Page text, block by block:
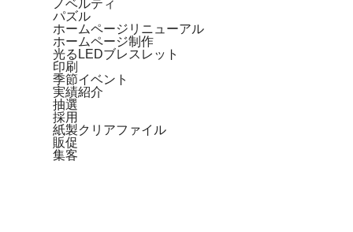
ノベルティ
パズル
ホームページリニューアル
ホームページ制作
光るLEDブレスレット
印刷
季節イベント
実績紹介
抽選
採用
紙製クリアファイル
販促
集客